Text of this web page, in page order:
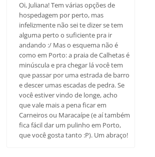
Oi, Juliana! Tem várias opções de
hospedagem por perto, mas
infelizmente não sei te dizer se tem
alguma perto o suficiente pra ir
andando :/ Mas o esquema não é
como em Porto: a praia de Calhetas é
minúscula e pra chegar lá você tem
que passar por uma estrada de barro
e descer umas escadas de pedra. Se
você estiver vindo de longe, acho
que vale mais a pena ficar em
Carneiros ou Maracaípe (e aí também
fica fácil dar um pulinho em Porto,
que você gosta tanto :P). Um abraço!